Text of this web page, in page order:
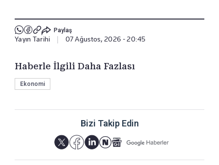
Paylaş
Yayın Tarihi 07 Ağustos, 2026 - 20:45
Haberle İlgili Daha Fazlası
Ekonomi
Bizi Takip Edin